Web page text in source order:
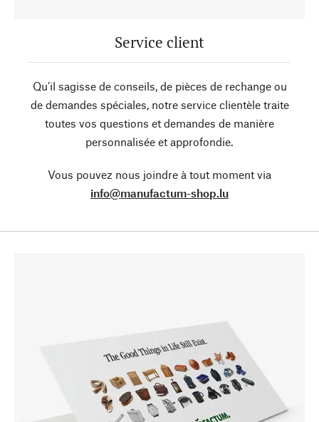
Service client
Qu’il sagisse de conseils, de pièces de rechange ou
de demandes spéciales, notre service clientèle traite
toutes vos questions et demandes de manière
personnalisée et approfondie.
Vous pouvez nous joindre à tout moment via
info@manufactum-shop.lu